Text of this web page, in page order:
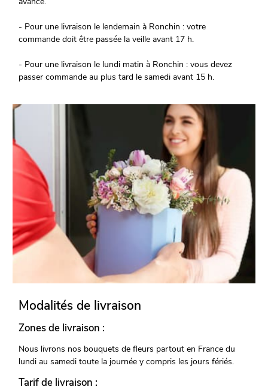
- Pour une livraison le lendemain à Ronchin : votre
commande doit être passée la veille avant 17 h.
- Pour une livraison le lundi matin à Ronchin : vous devez
passer commande au plus tard le samedi avant 15 h.
Modalités de livraison
Zones de livraison :
Nous livrons nos bouquets de fleurs partout en France du
lundi au samedi toute la journée y compris les jours fériés.
Tarif de livraison :